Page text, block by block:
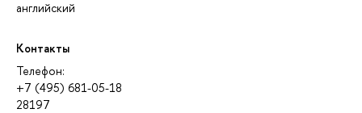
английский
Контакты
Телефон:
+7 (495) 681-05-18
28197